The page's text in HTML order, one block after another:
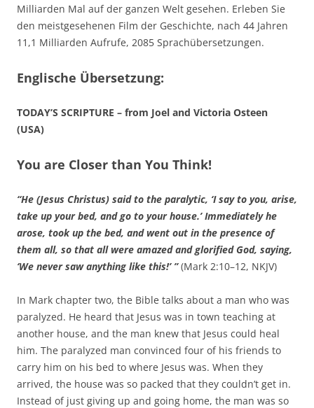
Milliarden Mal auf der ganzen Welt gesehen. Erleben Sie
den meistgesehenen Film der Geschichte, nach 44 Jahren
11,1 Milliarden Aufrufe, 2085 Sprachübersetzungen.
Englische Übersetzung:
TODAY’S SCRIPTURE – from Joel and Victoria Osteen
(USA)
You are Closer than You Think!
“He (Jesus Christus) said to the paralytic, ‘I say to you, arise,
take up your bed, and go to your house.’ Immediately he
arose, took up the bed, and went out in the presence of
them all, so that all were amazed and glorified God, saying,
‘We never saw anything like this!’ ”(Mark 2:10–12, NKJV)
In Mark chapter two, the Bible talks about a man who was
paralyzed. He heard that Jesus was in town teaching at
another house, and the man knew that Jesus could heal
him. The paralyzed man convinced four of his friends to
carry him on his bed to where Jesus was. When they
arrived, the house was so packed that they couldn’t get in.
Instead of just giving up and going home, the man was so